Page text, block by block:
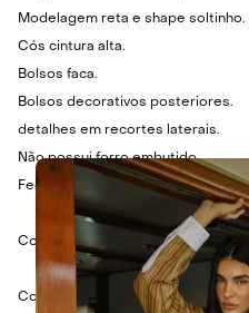
Modelagem reta e shape soltinho.
Cós cintura alta.
Bolsos faca.
Bolsos decorativos posteriores.
detalhes em recortes laterais.
Não possui forro embutido.
Fechamento em zíper e colchetes.
Cor: Vermelho.
Composição: 100% Poliéster.